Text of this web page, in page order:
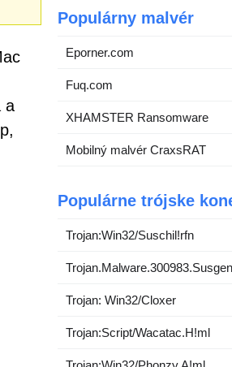
a
Populárny malvér
Eporner.com
Fuq.com
XHAMSTER Ransomware
Mobilný malvér CraxsRAT
Populárne trójske
Trojan:Win32/Suschil!rfn
Trojan.Malware.300983.Susgen
Trojan: Win32/Cloxer
Trojan:Script/Wacatac.H!ml